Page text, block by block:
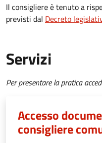
Il consigliere è tenuto a
previsti dal Decreto
Servizi
Per presentare la pratica
Accesso
consigliere